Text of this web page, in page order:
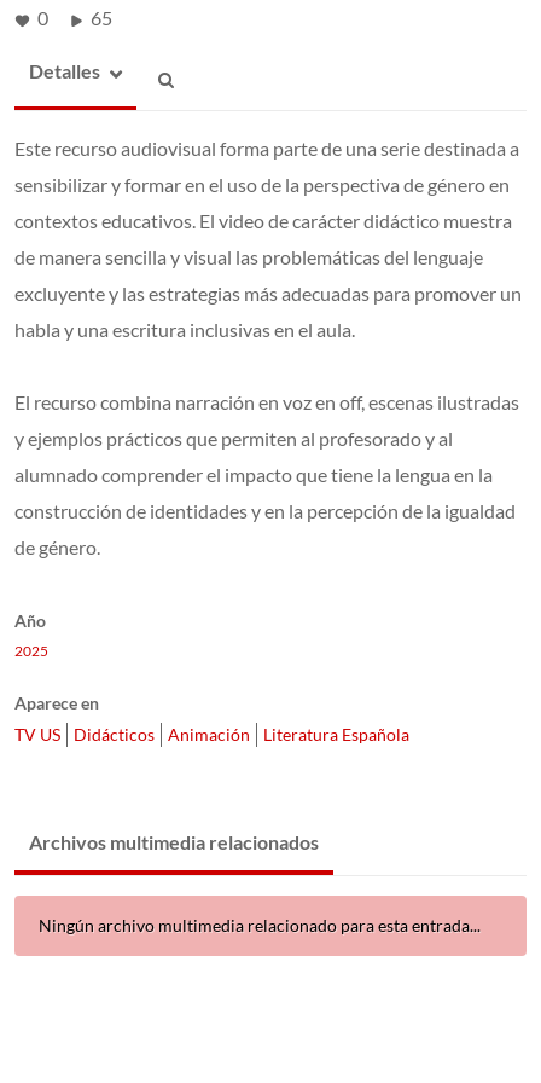
0 65
Detalles
Este recurso audiovisual forma parte de una serie destinada a
sensibilizar y formar en el uso de la perspectiva de género en
contextos educativos. El video de carácter didáctico muestra
de manera sencilla y visual las problemáticas del lenguaje
excluyente y las estrategias más adecuadas para promover un
habla y una escritura inclusivas en el aula.
El recurso combina narración en voz en off, escenas ilustradas
y ejemplos prácticos que permiten al profesorado y al
alumnado comprender el impacto que tiene la lengua en la
construcción de identidades y en la percepción de la igualdad
de género.
Año
2025
Aparece en
TV US
Didácticos Animación Literatura Española
Archivos multimedia relacionados
Ningún archivo multimedia relacionado para esta entrada...